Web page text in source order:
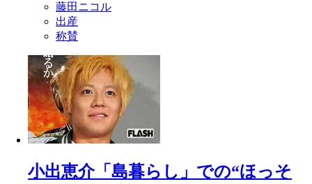
藤田ニコル
出産
称賛
小出恵介「島暮らし」での“ほっそ